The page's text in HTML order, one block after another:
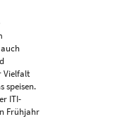
Vielfalt
speisen.
ITI-
Frühjahr